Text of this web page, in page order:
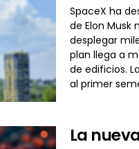
SpaceX ha
de Elon
desplegar
plan llega a
de edificios.
al primer
La